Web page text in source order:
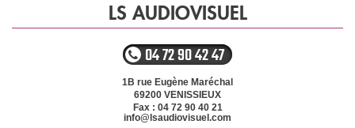
LS AUDIOVISUEL
04 72 90 42 47
1B rue Eugène Maréchal
69200 VENISSIEUX
Fax : 04 72 90 40 21
info@lsaudiovisuel.com